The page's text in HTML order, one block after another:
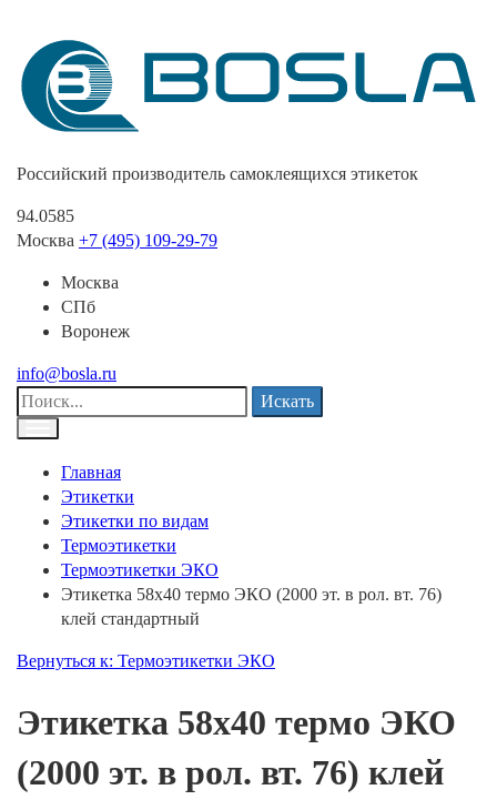
Российский производитель самоклеящихся этикеток
94.0585
Москва +7 (495) 109-29-79
Москва
СПб
Воронеж
info@bosla.ru
Искать
Главная
Этикетки
Этикетки по видам
Термоэтикетки
Термоэтикетки ЭКО
Этикетка 58х40 термо ЭКО (2000 эт. в рол. вт. 76)
клей стандартный
Вернуться к: Термоэтикетки ЭКО
Этикетка 58х40 термо ЭКО
(2000 эт. в рол. вт. 76) клей